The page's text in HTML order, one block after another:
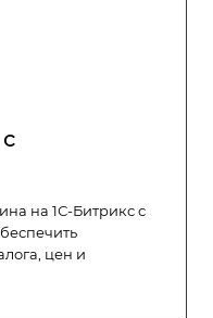
на 1С-Битрикс с
цен и